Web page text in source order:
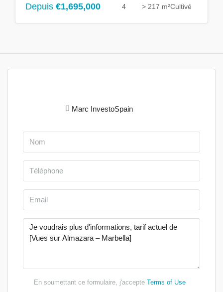
Depuis €1,695,000 4 > 217 m²Cultivé
Marc InvestoSpain
En soumettant ce formulaire, j'accepte Terms of Use